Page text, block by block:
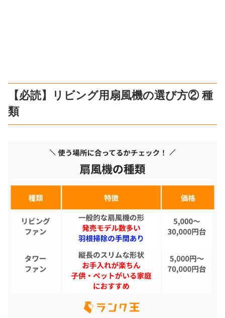
【必読】リビング用扇風機の選び方② 種
類